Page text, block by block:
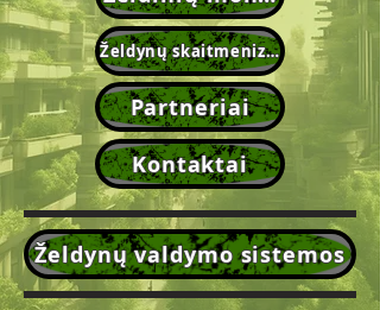
Želdynų skaitmenizacijos projektai
Partneriai
Kontaktai
Želdynų valdymo sistemos